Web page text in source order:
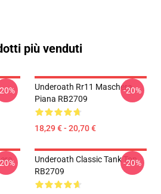
più venduti
Underoath Rr11 Maschera
Piana RB2709
18,29 € - 20,70 €
-20%
Underoath Classic Tank Top
RB2709
-20%